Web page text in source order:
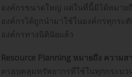
องค์กรขนาดใหญ่ แต่ในที่นี้มิได้หมาย
องค์กรได้ถูกนำมาใช้ในองค์กรทุกระ
องค์กรทางนิตินัยแล้ว
Resource Planning หมายถึง ความ
ครอบคลุมทรัพยากรที่ใช้ในทุกกระบว